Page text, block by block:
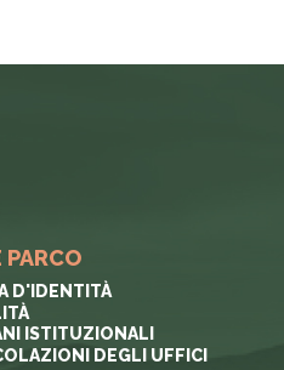
PARCO
D'IDENTITÀ
ISTITUZIONALI
DEGLI UFFICI